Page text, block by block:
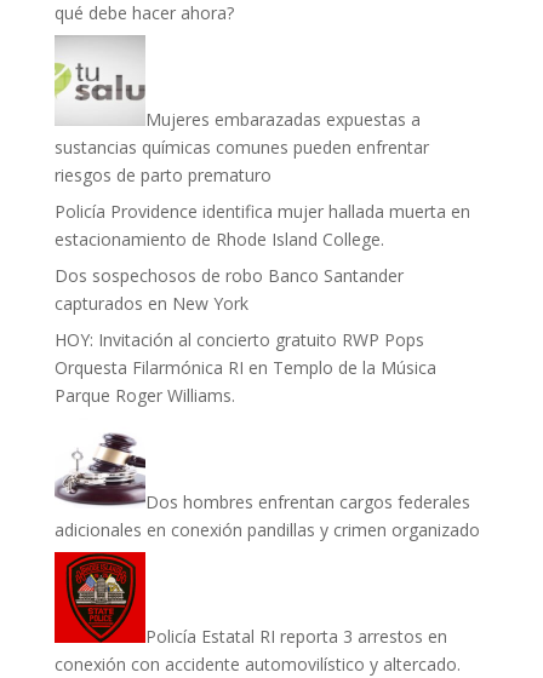
qué debe hacer ahora?
Mujeres embarazadas expuestas a
sustancias químicas comunes pueden enfrentar
riesgos de parto prematuro
Policía Providence identifica mujer hallada muerta en
estacionamiento de Rhode Island College.
Dos sospechosos de robo Banco Santander
capturados en New York
HOY: Invitación al concierto gratuito RWP Pops
Orquesta Filarmónica RI en Templo de la Música
Parque Roger Williams.
Dos hombres enfrentan cargos federales
adicionales en conexión pandillas y crimen organizado
Policía Estatal RI reporta 3 arrestos en
conexión con accidente automovilístico y altercado.